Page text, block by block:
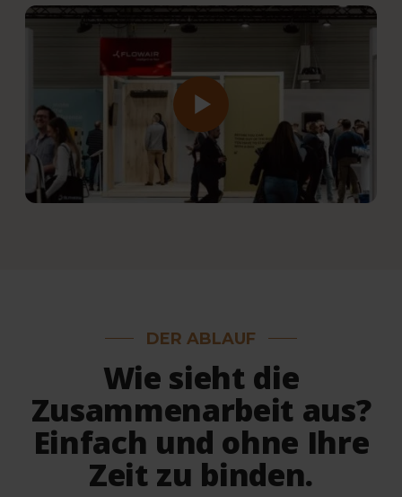
DER ABLAUF
Wie sieht die
Zusammenarbeit aus?
Einfach und ohne Ihre
Zeit zu binden.